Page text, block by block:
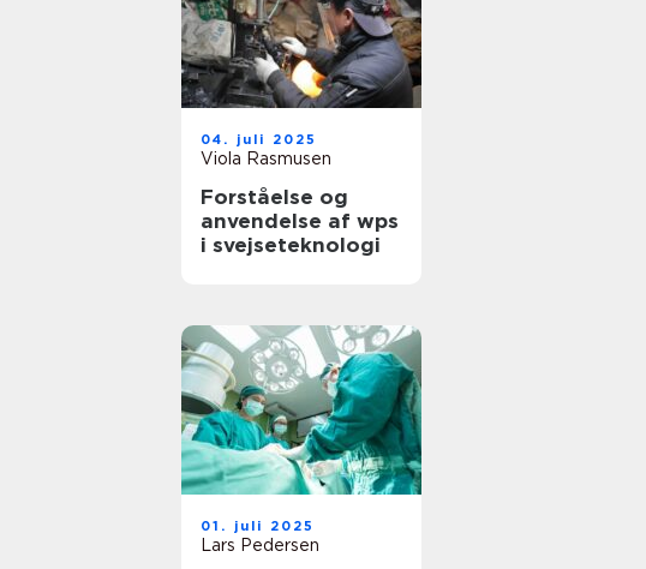
04. juli 2025
Viola Rasmusen
Forståelse og
anvendelse af wps
i svejseteknologi
01. juli 2025
Lars Pedersen